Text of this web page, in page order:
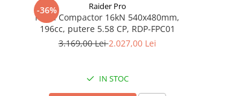
-36% Raider Pro
Placa Compactor 16kN 540x480mm,
196cc, putere 5.58 CP, RDP-FPC01
3.169,00 Lei2.027,00 Lei
IN STOC